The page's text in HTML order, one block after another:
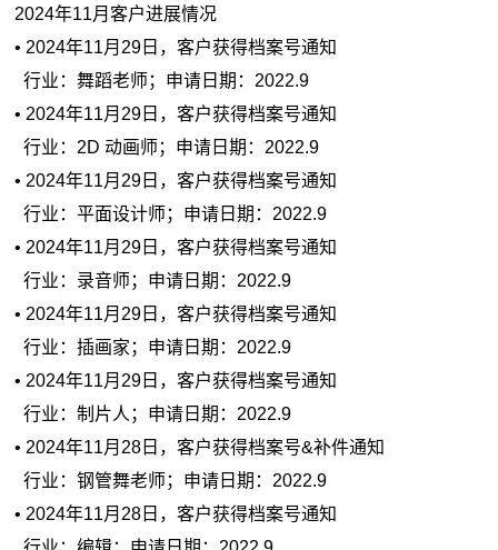
2024年11月客户进展情况
• 2024年11月29日，客户获得档案号通知
行业：舞蹈老师；申请日期：2022.9
• 2024年11月29日，客户获得档案号通知
行业：2D 动画师；申请日期：2022.9
• 2024年11月29日，客户获得档案号通知
行业：平面设计师；申请日期：2022.9
• 2024年11月29日，客户获得档案号通知
行业：录音师；申请日期：2022.9
• 2024年11月29日，客户获得档案号通知
行业：插画家；申请日期：2022.9
• 2024年11月29日，客户获得档案号通知
行业：制片人；申请日期：2022.9
• 2024年11月28日，客户获得档案号&补件通知
行业：钢管舞老师；申请日期：2022.9
• 2024年11月28日，客户获得档案号通知